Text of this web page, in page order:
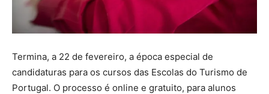
Termina, a 22 de fevereiro, a época especial de
candidaturas para os cursos das Escolas do Turismo de
Portugal. O processo é online e gratuito, para alunos